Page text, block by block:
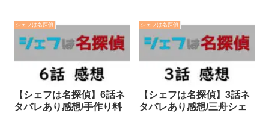
シェフは名探偵
【シェフは名探偵】6話ネ
タバレあり感想/手作り料
シェフは名探偵
【シェフは名探偵】3話ネ
タバレあり感想/三舟シェ